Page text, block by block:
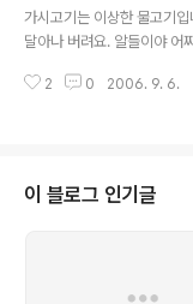
합니다. 그러나 그 질문 속
말해주고 있습니다. 즉 이
가시고기는 이상한 물고기
달아나 버려요. 알들이야 어
싸운답니다. 먹지도 잠을 자
0살짜리 아들 '정다움'에게
2 0 2006. 9. 6.
이 블로그 인기글